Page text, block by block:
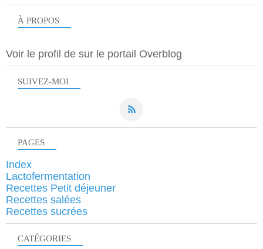
SUIVEZ-MOI
À PROPOS
Voir le profil de sur le portail Overblog
PAGES
Index
Lactofermentation
Recettes Petit déjeuner
Recettes salées
Recettes sucrées
CATÉGORIES